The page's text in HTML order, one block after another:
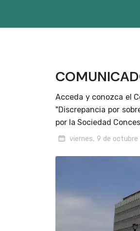
Acceda y conozca el
"Discrepancia por
por la Sociedad
viernes, 9 de